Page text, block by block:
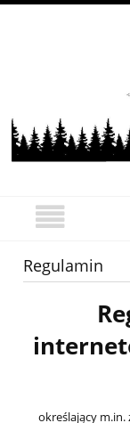
Regulamin
określający m.in.